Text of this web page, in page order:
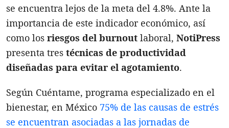
se encuentra lejos de la meta del 4.8%. Ante la
importancia de este indicador económico, así
como los riesgos del burnout laboral, NotiPress
presenta tres técnicas de productividad
diseñadas para evitar el agotamiento.
Según Cuéntame, programa especializado en el
bienestar, en México 75% de las causas de estrés
se encuentran asociadas a las jornadas de